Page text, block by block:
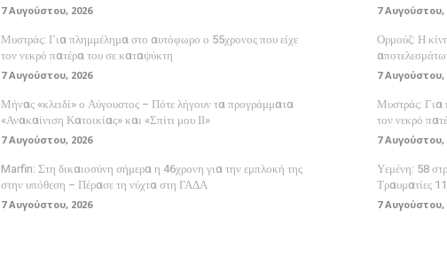
7 Αυγούστου, 2026
Μυστράς: Για πλημμέλημα στο αυτόφωρο ο 55χρονος που είχε
τον νεκρό πατέρα του σε καταψύκτη
7 Αυγούστου, 2026
Μήνας «κλειδί» ο Αύγουστος – Πότε λήγουν τα προγράμματα
«Ανακαίνιση Κατοικίας» και «Σπίτι μου ΙΙ»
7 Αυγούστου, 2026
Marfin: Στη δικαιοσύνη σήμερα η 46χρονη για την εμπλοκή της
στην υπόθεση – Πέρασε τη νύχτα στη ΓΑΔΑ
7 Αυγούστου, 2026
7 Αυγούστου,
Ορμούζ: Η
7 Αυγούστου,
Μυστράς: Για
τον νεκρό
7 Αυγούστου,
Υεμένη: 58
Τραυματίες
7 Αυγούστου,